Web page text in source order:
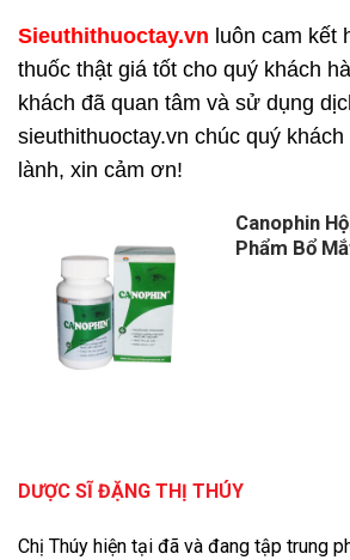
Sieuthithuoctay.vn luôn cam kết
thuốc thật giá tốt cho quý khách
khách đã quan tâm và sử dụng
sieuthithuoctay.vn chúc quý
lành, xin cảm ơn!
Canophin
Phẩm Bổ
DƯỢC SĨ ĐẶNG THỊ THÚY
Chị Thúy hiện tại đã và đang tập trung